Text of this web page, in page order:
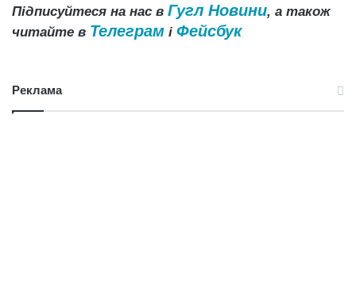
Підписуйтеся на нас в Гугл Новини, а також
читайте в Телеграм і Фейсбук
Реклама